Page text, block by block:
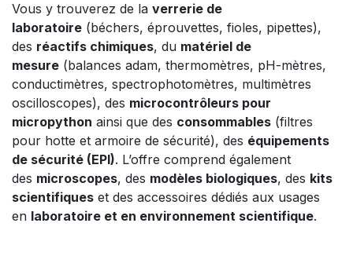
Vous y trouverez de la verrerie de
laboratoire (béchers, éprouvettes, fioles, pipettes),
des réactifs chimiques, du matériel de
mesure (balances adam, thermomètres, pH-mètres,
conductimètres, spectrophotomètres, multimètres
oscilloscopes), des microcontrôleurs pour
micropython ainsi que des consommables (filtres
pour hotte et armoire de sécurité), des équipements
de sécurité (EPI). L’offre comprend également
des microscopes, des modèles biologiques, des kits
scientifiques et des accessoires dédiés aux usages
en laboratoire et en environnement scientifique.